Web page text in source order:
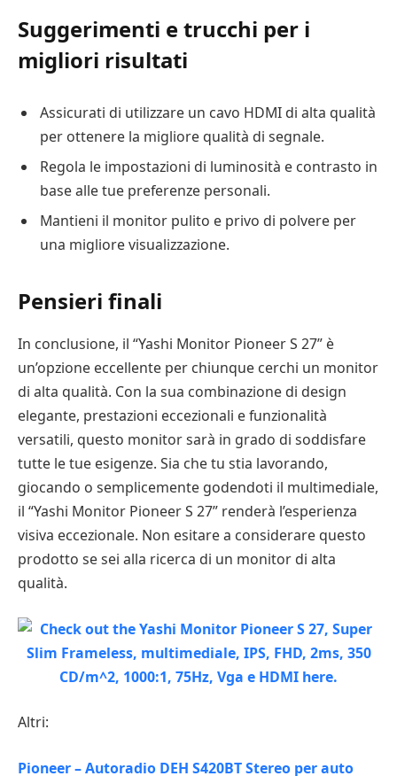
Suggerimenti e trucchi per i
migliori risultati
Assicurati di utilizzare un cavo HDMI di alta qualità
per ottenere la migliore qualità di segnale.
Regola le impostazioni di luminosità e contrasto in
base alle tue preferenze personali.
Mantieni il monitor pulito e privo di polvere per
una migliore visualizzazione.
Pensieri finali
In conclusione, il “Yashi Monitor Pioneer S 27” è
un’opzione eccellente per chiunque cerchi un monitor
di alta qualità. Con la sua combinazione di design
elegante, prestazioni eccezionali e funzionalità
versatili, questo monitor sarà in grado di soddisfare
tutte le tue esigenze. Sia che tu stia lavorando,
giocando o semplicemente godendoti il multimediale,
il “Yashi Monitor Pioneer S 27” renderà l’esperienza
visiva eccezionale. Non esitare a considerare questo
prodotto se sei alla ricerca di un monitor di alta
qualità.
Altri:
Pioneer – Autoradio DEH S420BT Stereo per auto